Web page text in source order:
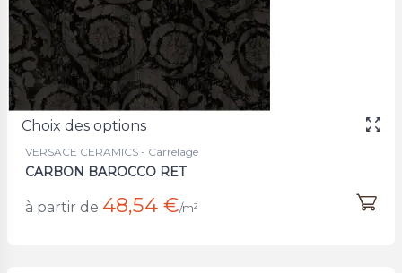
Choix des options
VERSACE CERAMICS - Carrelage
CARBON BAROCCO RET
à partir de 48,54 €/m²